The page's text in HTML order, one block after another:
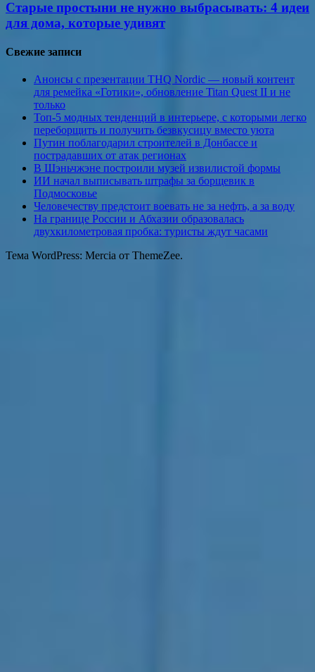
Старые простыни не нужно выбрасывать: 4 идеи
для дома, которые удивят
Свежие записи
Анонсы с презентации THQ Nordic — новый контент
для ремейка «Готики», обновление Titan Quest II и не
только
Топ-5 модных тенденций в интерьере, с которыми легко
переборщить и получить безвкусицу вместо уюта
Путин поблагодарил строителей в Донбассе и
пострадавших от атак регионах
В Шэньчжэне построили музей извилистой формы
ИИ начал выписывать штрафы за борщевик в
Подмосковье
Человечеству предстоит воевать не за нефть, а за воду
На границе России и Абхазии образовалась
двухкилометровая пробка: туристы ждут часами
Тема WordPress: Mercia от ThemeZee.